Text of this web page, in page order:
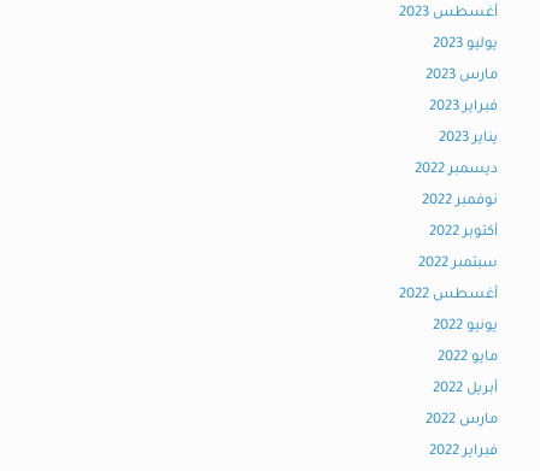
أغسطس 2023
يوليو 2023
مارس 2023
فبراير 2023
يناير 2023
ديسمبر 2022
نوفمبر 2022
أكتوبر 2022
سبتمبر 2022
أغسطس 2022
يونيو 2022
مايو 2022
أبريل 2022
مارس 2022
فبراير 2022